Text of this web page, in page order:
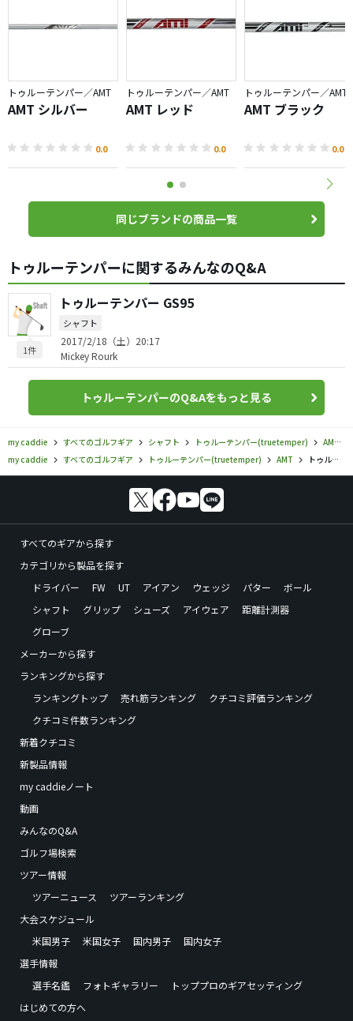
トゥルーテンパー／AMT
AMT シルバー
0.0
トゥルーテンパー／AMT
AMT レッド
0.0
トゥルーテンパー／AMT
AMT ブラック
0.0
同じブランドの商品一覧
トゥルーテンパーに関するみんなのQ&A
1件
トゥルーテンパー GS95
シャフト
2017/2/18（土）20:17
Mickey Rourk
トゥルーテンパーのQ&Aをもっと見る
my caddie すべてのゴルフギア シャフト トゥルーテンパー(truetemper)
AMT
my caddie
すべてのゴルフギア トゥルーテンパー(truetemper) AMT トゥルーテンパー／AMT／AMT ホワイトの口コミ評価
すべてのギアから探す
カテゴリから製品を探す
ドライバー
FW UT アイアン ウェッジ パター
ボール
シャフト
グリップ シューズ アイウェア
距離計測器
グローブ
メーカーから探す
ランキングから探す
ランキングトップ
売れ筋ランキング
クチコミ評価ランキング
クチコミ件数ランキング
新着クチコミ
新製品情報
my caddieノート
動画
みんなのQ&A
ゴルフ場検索
ツアー情報
ツアーニュース
ツアーランキング
大会スケジュール
米国男子
米国女子 国内男子
国内女子
選手情報
選手名鑑
フォトギャラリー
トッププロのギアセッティング
はじめての方へ